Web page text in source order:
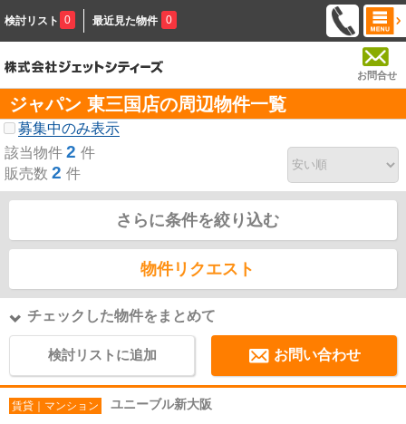
検討リスト 0 最近見た物件 0
お問合せ
ジャパン 東三国店の周辺物件一覧
募集中のみ表示
該当物件 2 件
販売数 2 件
さらに条件を絞り込む
物件リクエスト
チェックした物件をまとめて
検討リストに追加 お問い合わせ
賃貸｜マンション ユニーブル新大阪